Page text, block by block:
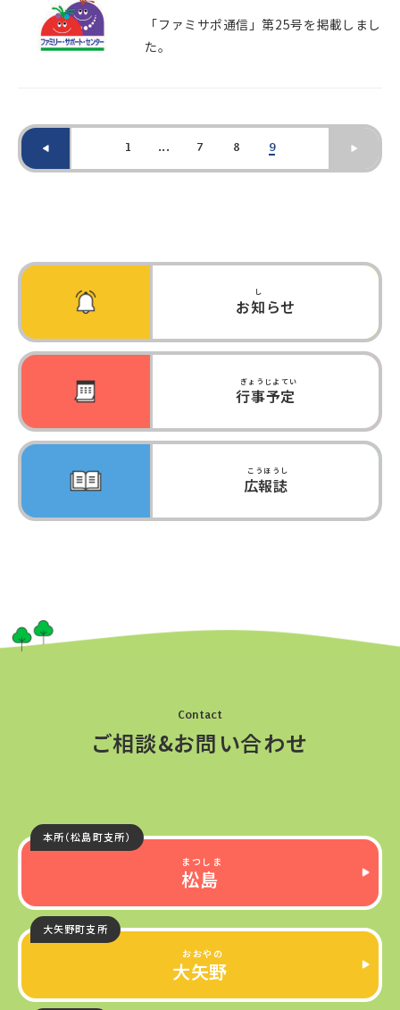
「ファミサポ通信」第25号を掲載しまし
た。
1 ... 7 8 9
お知らせ
行事予定
広報誌
Contact
ご相談&お問い合わせ
本所（松島町支所）
松島
大矢野町支所
大矢野